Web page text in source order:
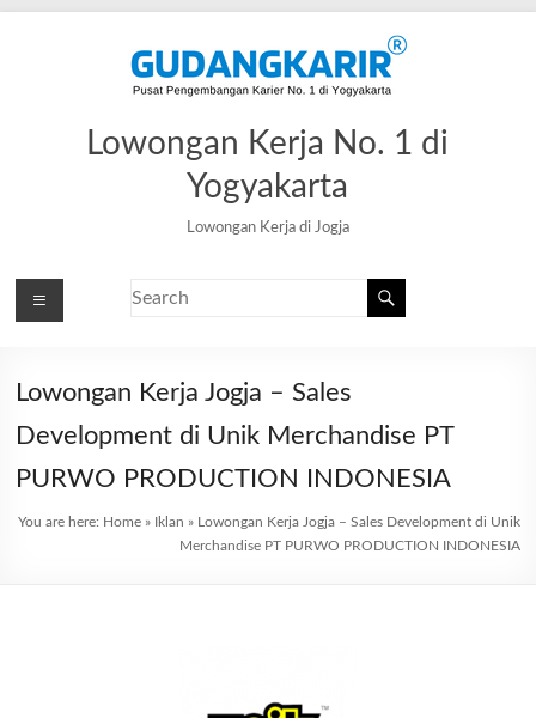
Lowongan Kerja No. 1 di
Yogyakarta
Lowongan Kerja di Jogja
Lowongan Kerja Jogja – Sales
Development di Unik Merchandise PT
PURWO PRODUCTION INDONESIA
You are here: Home» Iklan » Lowongan Kerja Jogja – Sales Development di Unik
Merchandise PT PURWO PRODUCTION INDONESIA